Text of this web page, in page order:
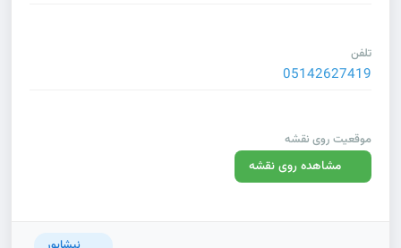
تلفن
05142627419
موقعیت روی نقشه
مشاهده روی نقشه